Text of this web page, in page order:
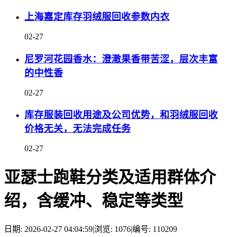
上海嘉定库存羽绒服回收参数内衣
02-27
尼罗河花园香水：澄澈果香带苦涩，层次丰富
的中性香
02-27
库存服装回收用途及公司优势，和羽绒服回收
价格无关，无法完成任务
02-27
亚瑟士跑鞋分类及适用群体介
绍，含缓冲、稳定等类型
日期: 2026-02-27 04:04:59|浏览: 1076|编号: 110209